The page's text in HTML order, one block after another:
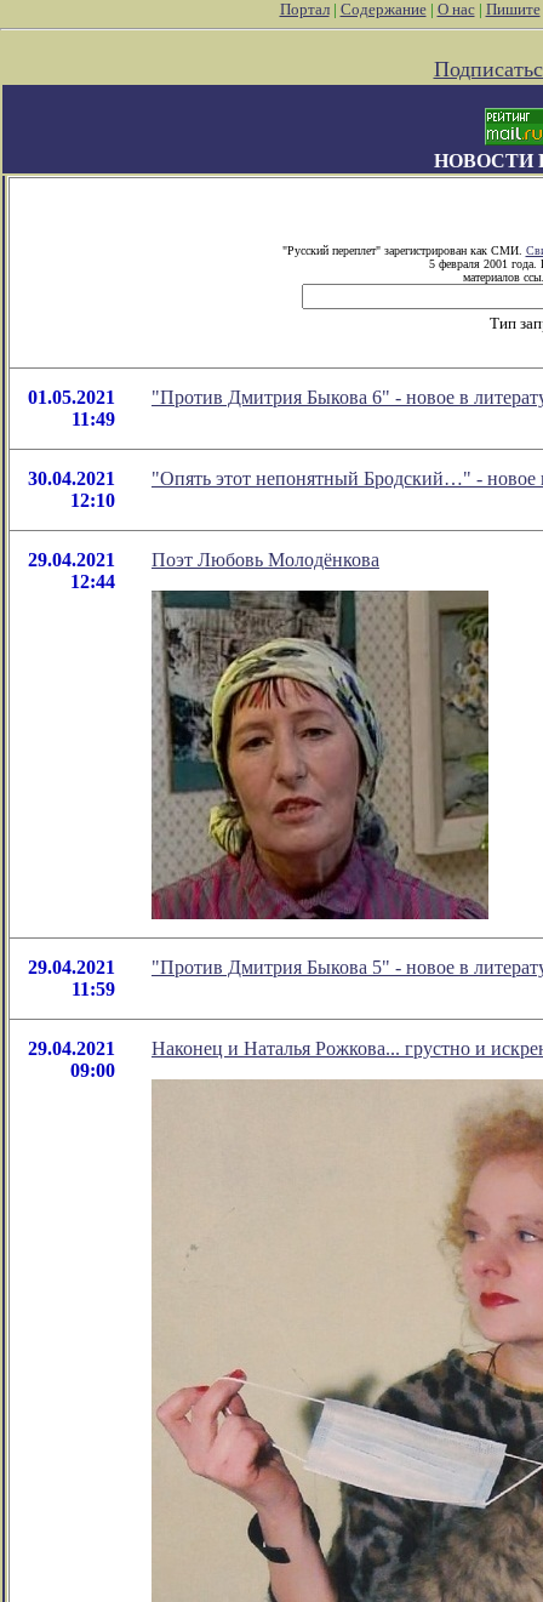
Портал| Содержание| О нас| Пишите
НОВОСТИ
"Русский переплет" зарегистрирован как СМИ.
5 февраля 2001 года.
материалов
Тип
01.05.2021
11:49
"Против Дмитрия Быкова 6" - новое в
30.04.2021
12:10
"Опять этот непонятный Бродский…" -
29.04.2021
12:44
Поэт Любовь Молодёнкова
29.04.2021
11:59
"Против Дмитрия Быкова 5" - новое в
29.04.2021
09:00
Наконец и Наталья Рожкова... грустно и